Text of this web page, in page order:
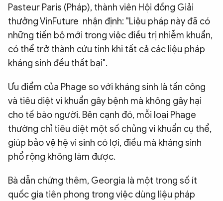
Pasteur Paris (Pháp), thành viên Hội đồng Giải
thưởng VinFuture nhận định: "Liệu pháp này đã có
những tiến bộ mới trong việc điều trị nhiễm khuẩn,
có thể trở thành cứu tinh khi tất cả các liệu pháp
kháng sinh đều thất bại".
Ưu điểm của Phage so với kháng sinh là tấn công
và tiêu diệt vi khuẩn gây bệnh mà không gây hại
cho tế bào người. Bên cạnh đó, mỗi loại Phage
thường chỉ tiêu diệt một số chủng vi khuẩn cụ thể,
giúp bảo vệ hệ vi sinh có lợi, điều mà kháng sinh
phổ rộng không làm được.
Bà dẫn chứng thêm, Georgia là một trong số ít
quốc gia tiên phong trong việc dùng liệu pháp